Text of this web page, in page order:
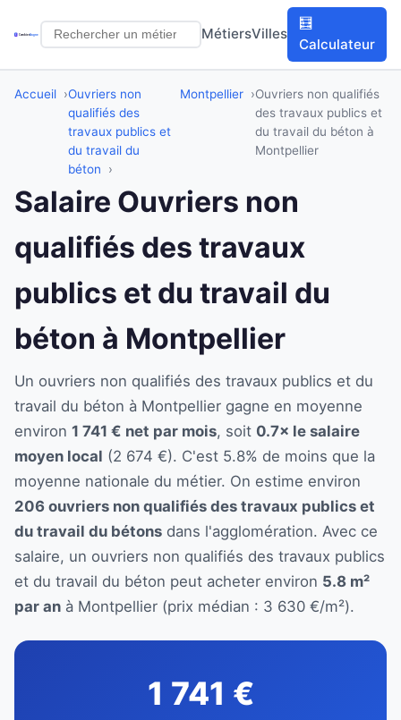
MétiersVilles
🧮
Calculateur
Accueil
Ouvriers non
qualifiés des
travaux publics et
du travail du
béton
Montpellier
Ouvriers non qualifiés
des travaux publics et
du travail du béton à
Montpellier
Salaire Ouvriers non
qualifiés des travaux
publics et du travail du
béton à Montpellier
Un ouvriers non qualifiés des travaux publics et du
travail du béton à Montpellier gagne en moyenne
environ 1 741 € net par mois, soit 0.7× le salaire
moyen local (2 674 €). C'est 5.8% de moins que la
moyenne nationale du métier. On estime environ
206 ouvriers non qualifiés des travaux publics et
du travail du bétons dans l'agglomération. Avec ce
salaire, un ouvriers non qualifiés des travaux publics
et du travail du béton peut acheter environ 5.8 m²
par an à Montpellier (prix médian : 3 630 €/m²).
1 741 €